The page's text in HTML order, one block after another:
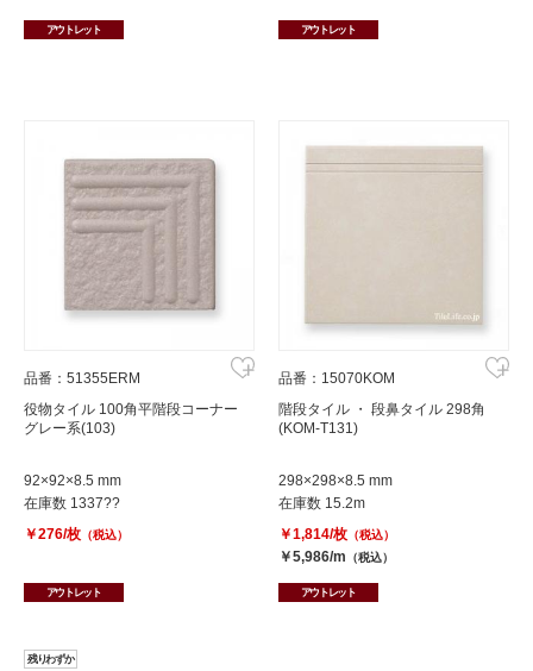
アウトレット アウトレット
品番：51355ERM
役物タイル 100角平階段コーナー
グレー系(103)
92×92×8.5 mm
在庫数 1337??
￥276/枚 （税込）
アウトレット
品番：15070KOM
階段タイル ・ 段鼻タイル 298角
(KOM-T131)
298×298×8.5 mm
在庫数 15.2m
￥1,814/枚 （税込）
￥5,986/m （税込）
アウトレット
残りわずか